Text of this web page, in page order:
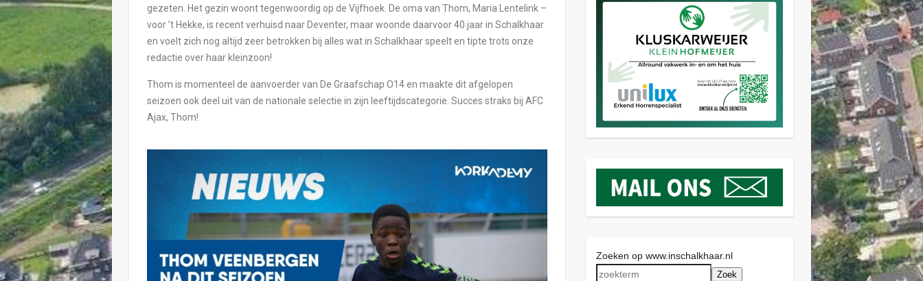
gezeten. Het gezin woont tegenwoordig op de Vijfhoek. De oma van Thom, Maria Lentelink –
voor ’t Hekke, is recent verhuisd naar Deventer, maar woonde daarvoor 40 jaar in Schalkhaar
en voelt zich nog altijd zeer betrokken bij alles wat in Schalkhaar speelt en tipte trots onze
redactie over haar kleinzoon!
Thom is momenteel de aanvoerder van De Graafschap O14 en maakte dit afgelopen
seizoen ook deel uit van de nationale selectie in zijn leeftijdscategorie. Succes straks bij AFC
Ajax, Thom!
Zoeken op www.inschalkhaar.nl
Zoek